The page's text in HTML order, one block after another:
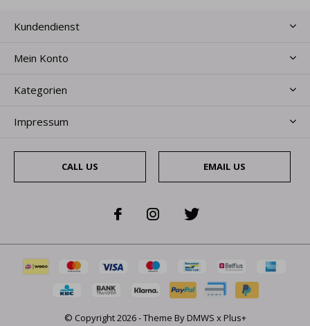
Kundendienst
Mein Konto
Kategorien
Impressum
CALL US EMAIL US
© Copyright2026- Theme ByDMWS xPlus+